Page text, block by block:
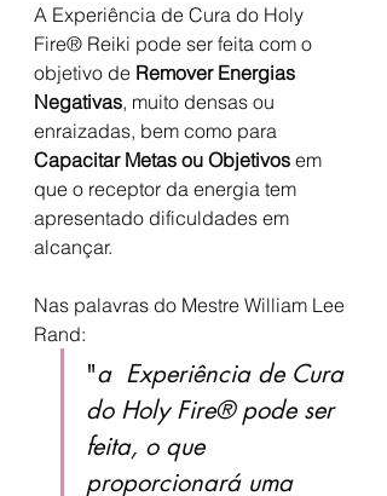
A Experiência de Cura do Holy
Fire® Reiki pode ser feita com o
objetivo de Remover Energias
Negativas, muito densas ou
enraizadas, bem como para
Capacitar Metas ou Objetivos em
que o receptor da energia tem
apresentado dificuldades em
alcançar.
Nas palavras do Mestre William Lee
Rand:
"a  Experiência de Cura
do Holy Fire® pode ser
feita, o que
proporcionará uma